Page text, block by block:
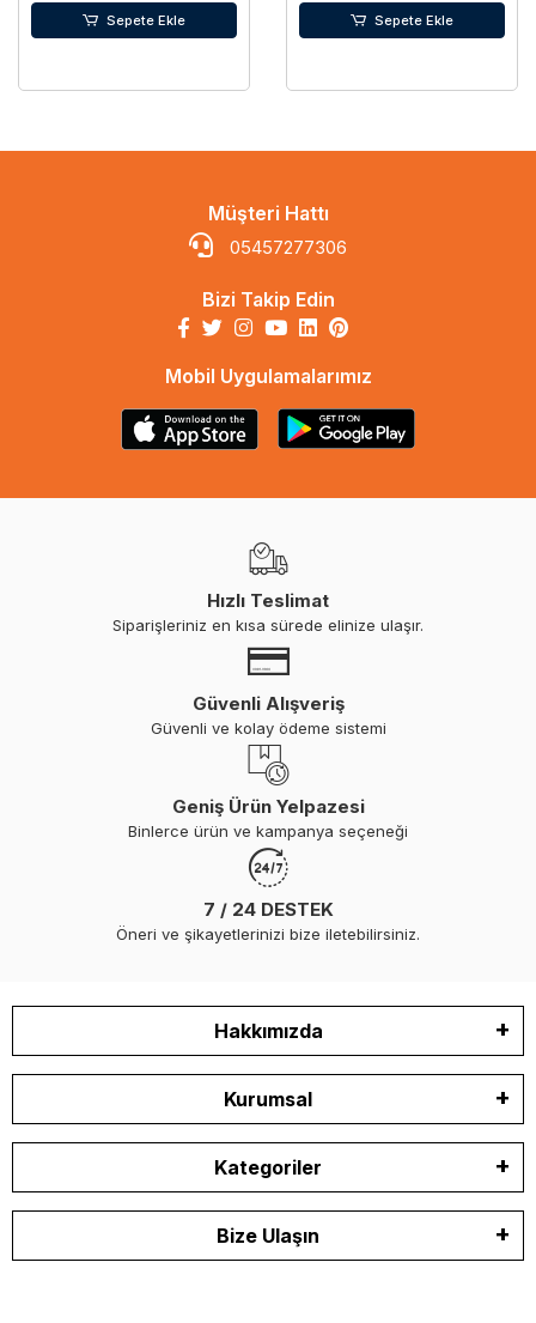
Sepete Ekle Sepete Ekle
Müşteri Hattı
05457277306
Bizi Takip Edin
Mobil Uygulamalarımız
Hızlı Teslimat
Siparişleriniz en kısa sürede elinize ulaşır.
Güvenli Alışveriş
Güvenli ve kolay ödeme sistemi
Geniş Ürün Yelpazesi
Binlerce ürün ve kampanya seçeneği
7 / 24 DESTEK
Öneri ve şikayetlerinizi bize iletebilirsiniz.
Hakkımızda
Kurumsal
Kategoriler
Bize Ulaşın